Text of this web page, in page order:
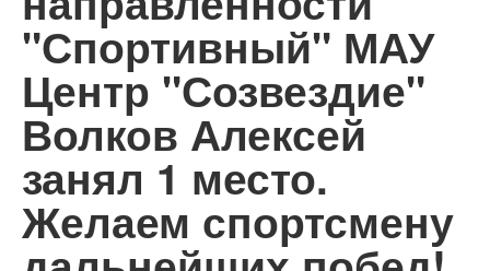
"Спортивный" МАУ
Центр "Созвездие"
Волков Алексей
занял 1 место.
Желаем спортсмену